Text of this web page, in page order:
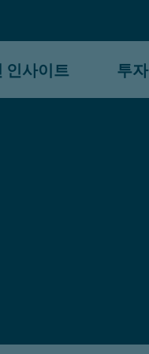
인사이트 투